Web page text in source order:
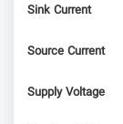
Sink Current
Source Current
Supply Voltage